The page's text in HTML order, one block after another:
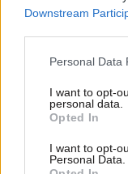
Downstream
Please note that
not limited to your
grant or deny
use your data for
consent section.
Personal Data
I want to opt-
personal data.
Opted In
I want to opt-
Personal Data.